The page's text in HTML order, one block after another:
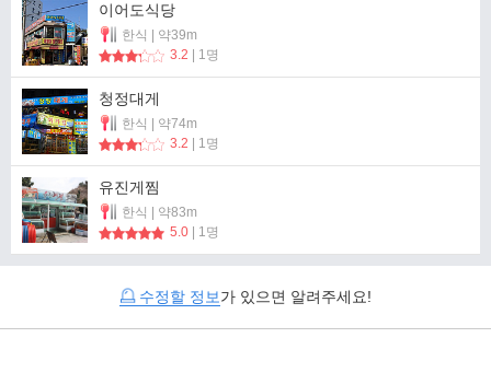
이어도식당
한식 | 약39m
3.2 | 1명
청정대게
한식 | 약74m
3.2 | 1명
유진게찜
한식 | 약83m
5.0 | 1명
수정할 정보가 있으면 알려주세요!